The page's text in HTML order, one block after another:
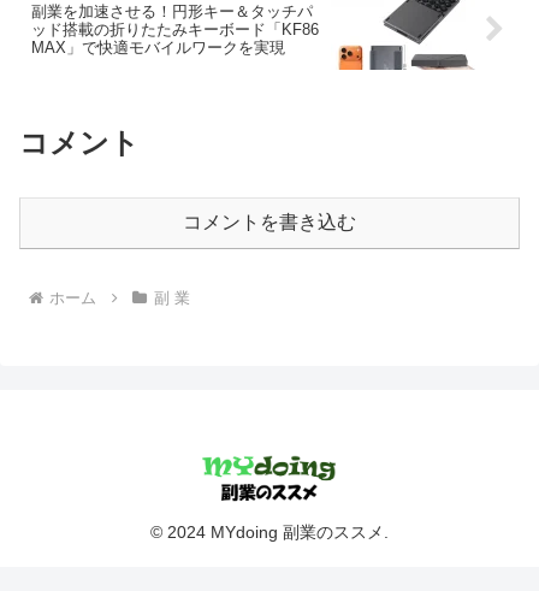
副業を加速させる！円形キー＆タッチパ
ッド搭載の折りたたみキーボード「KF86
MAX」で快適モバイルワークを実現
コメント
コメントを書き込む
ホーム 副 業
© 2024 MYdoing 副業のススメ.